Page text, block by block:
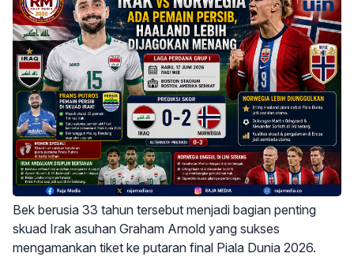
Bek berusia 33 tahun tersebut menjadi bagian penting
skuad Irak asuhan Graham Arnold yang sukses
mengamankan tiket ke putaran final Piala Dunia 2026.